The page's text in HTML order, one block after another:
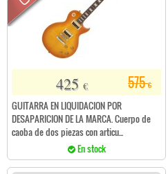
575€
425 €
GUITARRA EN LIQUIDACION POR
DESAPARICION DE LA MARCA. Cuerpo de
caoba de dos piezas con articu...
En stock